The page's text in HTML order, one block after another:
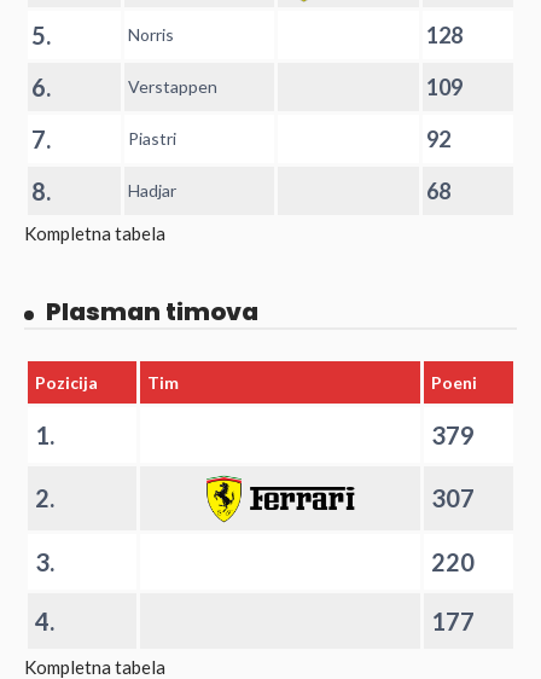
5. Norris 128
6. Verstappen 109
7. Piastri 92
8. Hadjar 68
Kompletna tabela
Plasman timova
Pozicija Tim Poeni
1. 379
2. 307
3. 220
4. 177
Kompletna tabela